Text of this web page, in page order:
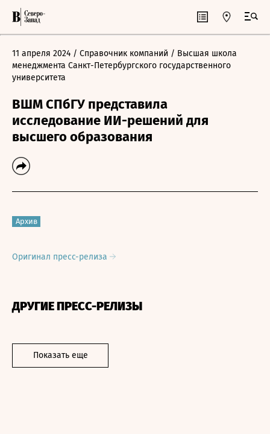
11 апреля 2024 / Справочник компаний / Высшая школа
менеджмента Санкт-Петербургского государственного
университета
ВШМ СПбГУ представила
исследование ИИ-решений для
высшего образования
Архив
Оригинал пресс-релиза
ДРУГИЕ ПРЕСС-РЕЛИЗЫ
Показать еще